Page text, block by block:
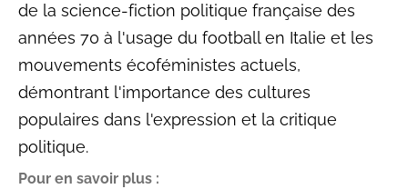
de la science-fiction politique française des
années 70 à l'usage du football en Italie et les
mouvements écoféministes actuels,
démontrant l'importance des cultures
populaires dans l'expression et la critique
politique.
Pour en savoir plus :